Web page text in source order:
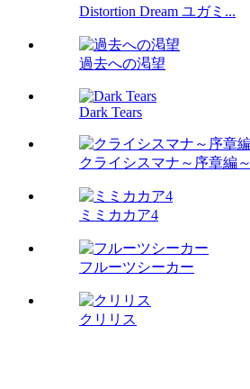
Distortion Dream ユガミ...
過去への渇望
Dark Tears
クライシスマナ～序章編～
ミミカカア4
フルーツシーカー
クリリス